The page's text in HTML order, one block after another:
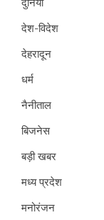
दुनिया
देश-विदेश
देहरादून
धर्म
नैनीताल
बिजनेस
बड़ी खबर
मध्य प्रदेश
मनोरंजन